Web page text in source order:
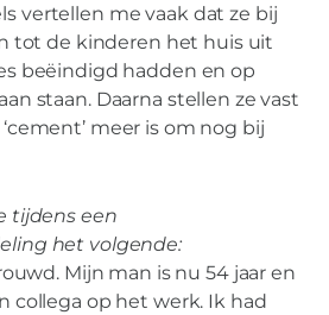
vertellen me vaak dat ze bij
tot de kinderen het huis uit
beëindigd hadden en op
staan. Daarna stellen ze vast
meer is om nog bij
tijdens een
het volgende:
Mijn man is nu 54 jaar en
collega op het werk. Ik had